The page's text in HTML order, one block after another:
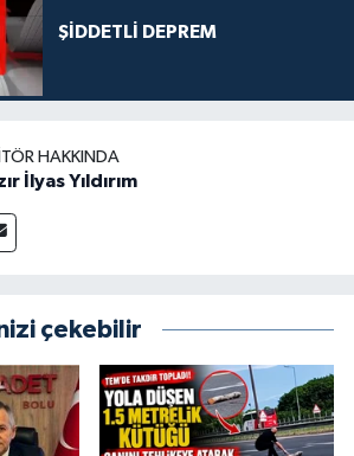
ŞİDDETLİ DEPREM
HAKKINDA
İlyas Yıldırım
çekebilir